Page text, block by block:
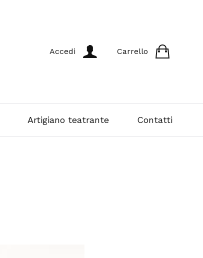
Accedi Carrello
Artigiano teatrante Contatti